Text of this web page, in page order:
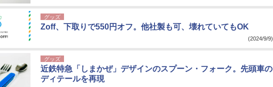
グッズ
Zoff、下取りで550円オフ。他社製も可、壊れていてもOK
(2024/9/9)
グッズ
近鉄特急「しまかぜ」デザインのスプーン・フォーク。先頭車の
ディテールを再現